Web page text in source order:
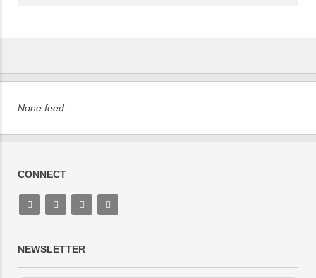
None feed
CONNECT
NEWSLETTER